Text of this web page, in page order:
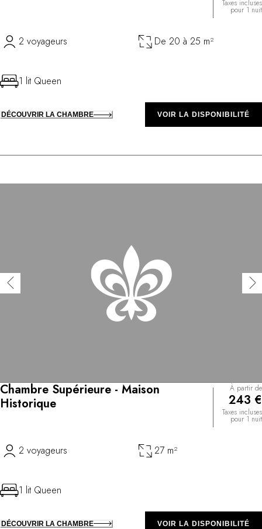
Taxes incluses
pour 1 nuit
2 voyageurs De 20 à 25 m²
1 lit Queen
DÉCOUVRIR LA CHAMBRE VOIR LA DISPONIBILITÉ
Chambre Supérieure - Maison
Historique
À partir de
243 €
Taxes incluses
pour 1 nuit
2 voyageurs 27 m²
1 lit Queen
DÉCOUVRIR LA CHAMBRE VOIR LA DISPONIBILITÉ